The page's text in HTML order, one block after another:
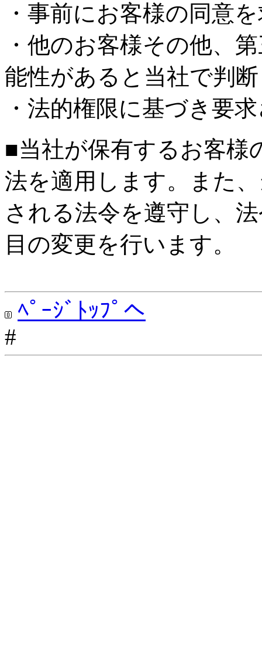
・事前にお客様の同意
・他のお客様その他、
能性があると当社で判
・法的権限に基づき要
■当社が保有するお客様
法を適用します。また
される法令を遵守し、
目の変更を行います。
ﾍﾟｰｼﾞﾄｯﾌﾟへ
#